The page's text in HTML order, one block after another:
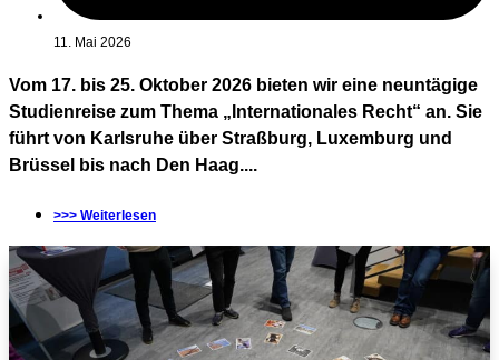
11. Mai 2026
Vom 17. bis 25. Oktober 2026 bieten wir eine neuntägige
Studienreise zum Thema „Internationales Recht“ an. Sie
führt von Karlsruhe über Straßburg, Luxemburg und
Brüssel bis nach Den Haag....
>>> Weiterlesen